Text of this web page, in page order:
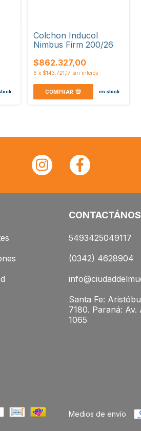
Colchon Inducol
Nimbus Firm 200/26
$862.327,00
6 x $143.721,17 sin interés
COMPRAR en stock
CONTACTÁNOS
5493425049117
(0342) 4628904
Santa Fe:
7180. Paraná:
1065
Medios de envío